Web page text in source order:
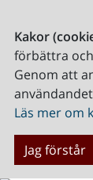
Kakor
förbättra
Genom att
Läs mer om
Jag förstår